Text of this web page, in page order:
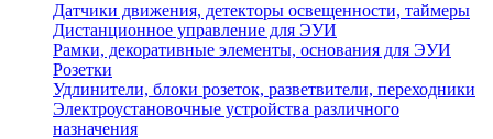
Датчики движения, детекторы освещенности, таймеры
Дистанционное управление для ЭУИ
Рамки, декоративные элементы, основания для ЭУИ
Розетки
Удлинители, блоки розеток, разветвители, переходники
Электроустановочные устройства различного
назначения